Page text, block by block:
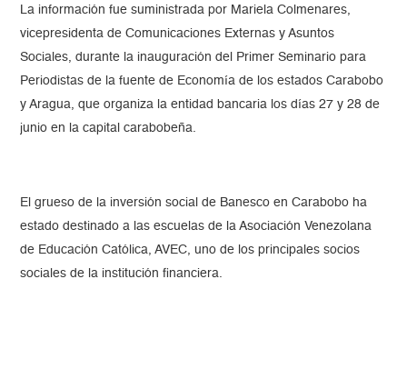
La información fue suministrada por Mariela Colmenares,
vicepresidenta de Comunicaciones Externas y Asuntos
Sociales, durante la inauguración del Primer Seminario para
Periodistas de la fuente de Economía de los estados Carabobo
y Aragua, que organiza la entidad bancaria los días 27 y 28 de
junio en la capital carabobeña.
El grueso de la inversión social de Banesco en Carabobo ha
estado destinado a las escuelas de la Asociación Venezolana
de Educación Católica, AVEC, uno de los principales socios
sociales de la institución financiera.